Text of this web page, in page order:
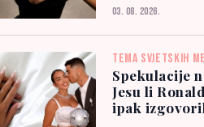
03. 08. 2026.
TEMA SVJETSKIH
Spekulacije
Jesu li
ipak